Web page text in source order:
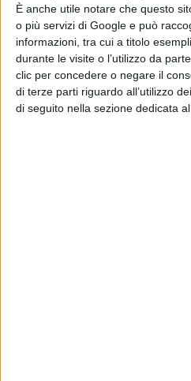
È anche utile notare che questo
o più servizi di Google e può
informazioni, tra cui a titolo
durante le visite o l’utilizzo da
clic per concedere o negare il
di terze parti riguardo all’utilizzo
di seguito nella sezione dedicata
Approfondimenti
daEmanuela Giuliani
Tag: